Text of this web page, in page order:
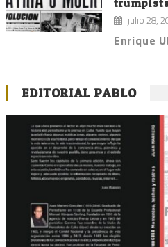
julio 28,
Enrique
EDITORIAL PABLO